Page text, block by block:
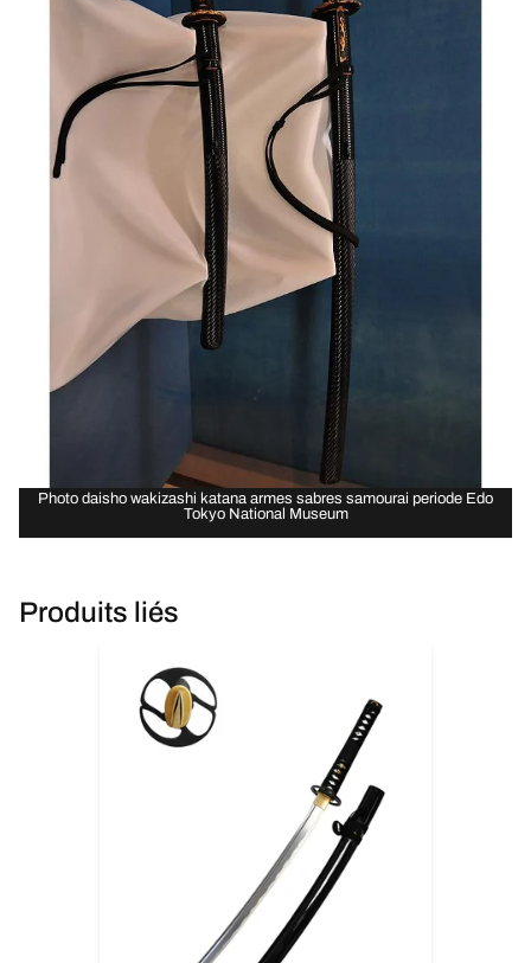
Photo daisho wakizashi katana armes sabres samourai periode Edo
Tokyo National Museum
Produits liés